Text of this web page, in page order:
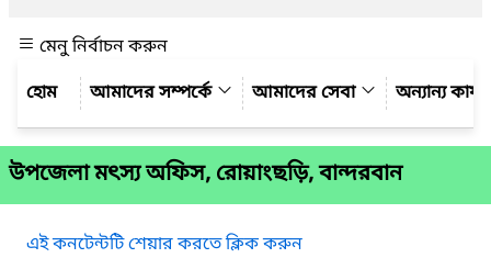
মেনু নির্বাচন করুন
আমাদের সম্পর্কে
আমাদের সেবা অন্যান্য
উপজেলা মৎস্য অফিস, রোয়াংছড়ি, বান্দরবান
এই কনটেন্টটি শেয়ার করতে ক্লিক করুন